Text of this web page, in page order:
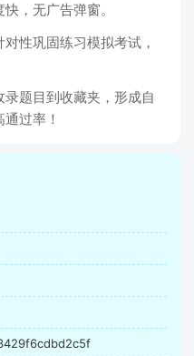
，无广告弹窗。
性巩固练习模拟考试，
题目到收藏夹，形成自
过率！